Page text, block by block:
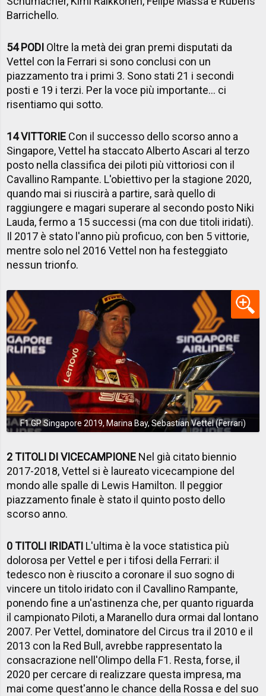
Barrichello.
54 PODI Oltre la metà dei gran premi disputati da
Vettel con la Ferrari si sono conclusi con un
piazzamento tra i primi 3. Sono stati 21 i secondi
posti e 19 i terzi. Per la voce più importante... ci
risentiamo qui sotto.
14 VITTORIE Con il successo dello scorso anno a
Singapore, Vettel ha staccato Alberto Ascari al terzo
posto nella classifica dei piloti più vittoriosi con il
Cavallino Rampante. L'obiettivo per la stagione 2020,
quando mai si riuscirà a partire, sarà quello di
raggiungere e magari superare al secondo posto Niki
Lauda, fermo a 15 successi (ma con due titoli iridati).
Il 2017 è stato l'anno più proficuo, con ben 5 vittorie,
mentre solo nel 2016 Vettel non ha festeggiato
nessun trionfo.
F1 GP Singapore 2019, Marina Bay, Sebastian Vettel (Ferrari)
2 TITOLI DI VICECAMPIONE Nel già citato biennio
2017-2018, Vettel si è laureato vicecampione del
mondo alle spalle di Lewis Hamilton. Il peggior
piazzamento finale è stato il quinto posto dello
scorso anno.
0 TITOLI IRIDATI L'ultima è la voce statistica più
dolorosa per Vettel e per i tifosi della Ferrari: il
tedesco non è riuscito a coronare il suo sogno di
vincere un titolo iridato con il Cavallino Rampante,
ponendo fine a un'astinenza che, per quanto riguarda
il campionato Piloti, a Maranello dura ormai dal lontano
2007. Per Vettel, dominatore del Circus tra il 2010 e il
2013 con la Red Bull, avrebbe rappresentato la
consacrazione nell'Olimpo della F1. Resta, forse, il
2020 per cercare di realizzare questa impresa, ma
mai come quest'anno le chance della Rossa e del suo